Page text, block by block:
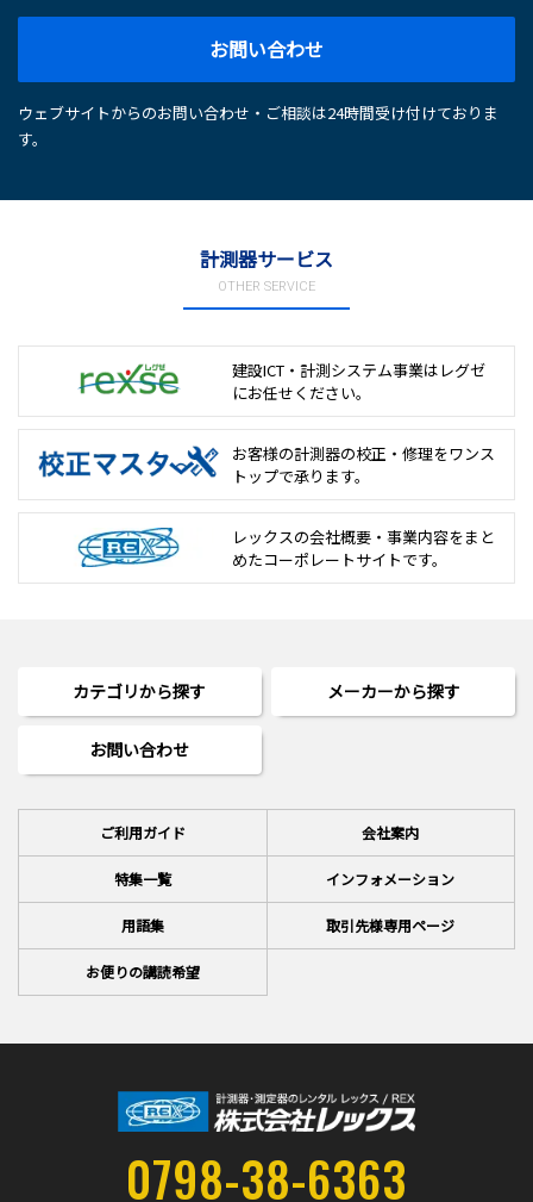
お問い合わせ
ウェブサイトからのお問い合わせ・ご相談は24時間受け付けておりま
す。
計測器サービス
OTHER SERVICE
建設ICT・計測システム事業は レグゼ
にお任せください。
お客様の計測器の校正・修理をワンス
トップで承ります。
レックスの会社概要・事業内容をまと
めたコーポレートサイトです。
カテゴリから探す メーカーから探す
お問い合わせ
ご利用ガイド 会社案内
特集一覧 インフォメーション
用語集 取引先様専用ページ
お便りの講読希望
0798-38-6363